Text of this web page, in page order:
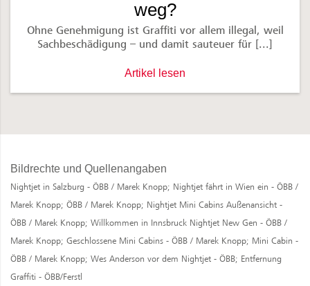
weg?
Ohne Genehmigung ist Graffiti vor allem illegal, weil
Sachbeschädigung – und damit sauteuer für [...]
Ist das Kunst oder kann das weg? -
Artikel lesen
Bildrechte und Quellenangaben
Nightjet in Salzburg - ÖBB / Marek Knopp; Nightjet fährt in Wien ein - ÖBB /
Marek Knopp; ÖBB / Marek Knopp; Nightjet Mini Cabins Außenansicht -
ÖBB / Marek Knopp; Willkommen in Innsbruck Nightjet New Gen - ÖBB /
Marek Knopp; Geschlossene Mini Cabins - ÖBB / Marek Knopp; Mini Cabin -
ÖBB / Marek Knopp; Wes Anderson vor dem Nightjet - ÖBB; Entfernung
Graffiti - ÖBB/Ferstl